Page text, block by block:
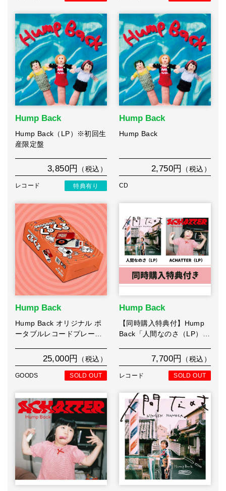
Hump Back
Hump Back（LP）※初回生
産限定盤
3,850円 （税込）
レコード 特典有り
Hump Back
Hump Back
2,750円 （税込）
CD
Hump Back
Hump Back オリジナル ポ
ータブルレコードプレー…
25,000円 （税込）
GOODS SOLD OUT
Hump Back
【同時購入特典付】Hump
Back「人間なのさ（LP）…
7,700円 （税込）
レコード SOLD OUT